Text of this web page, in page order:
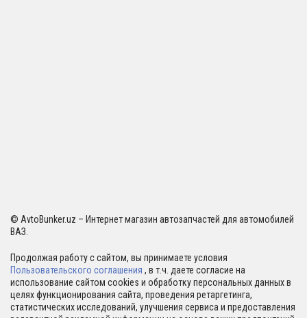
© AvtoBunker.uz – Интернет магазин автозапчастей для автомобилей
ВАЗ.
Продолжая работу с сайтом, вы принимаете условия
Пользовательского соглашения , в т.ч. даете согласие на
использование сайтом cookies и обработку персональных данных в
целях функционирования сайта, проведения ретаргетинга,
статистических исследований, улучшения сервиса и предоставления